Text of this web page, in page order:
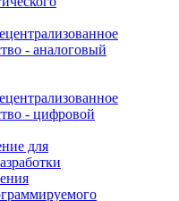
- аналоговый
- цифровой
для